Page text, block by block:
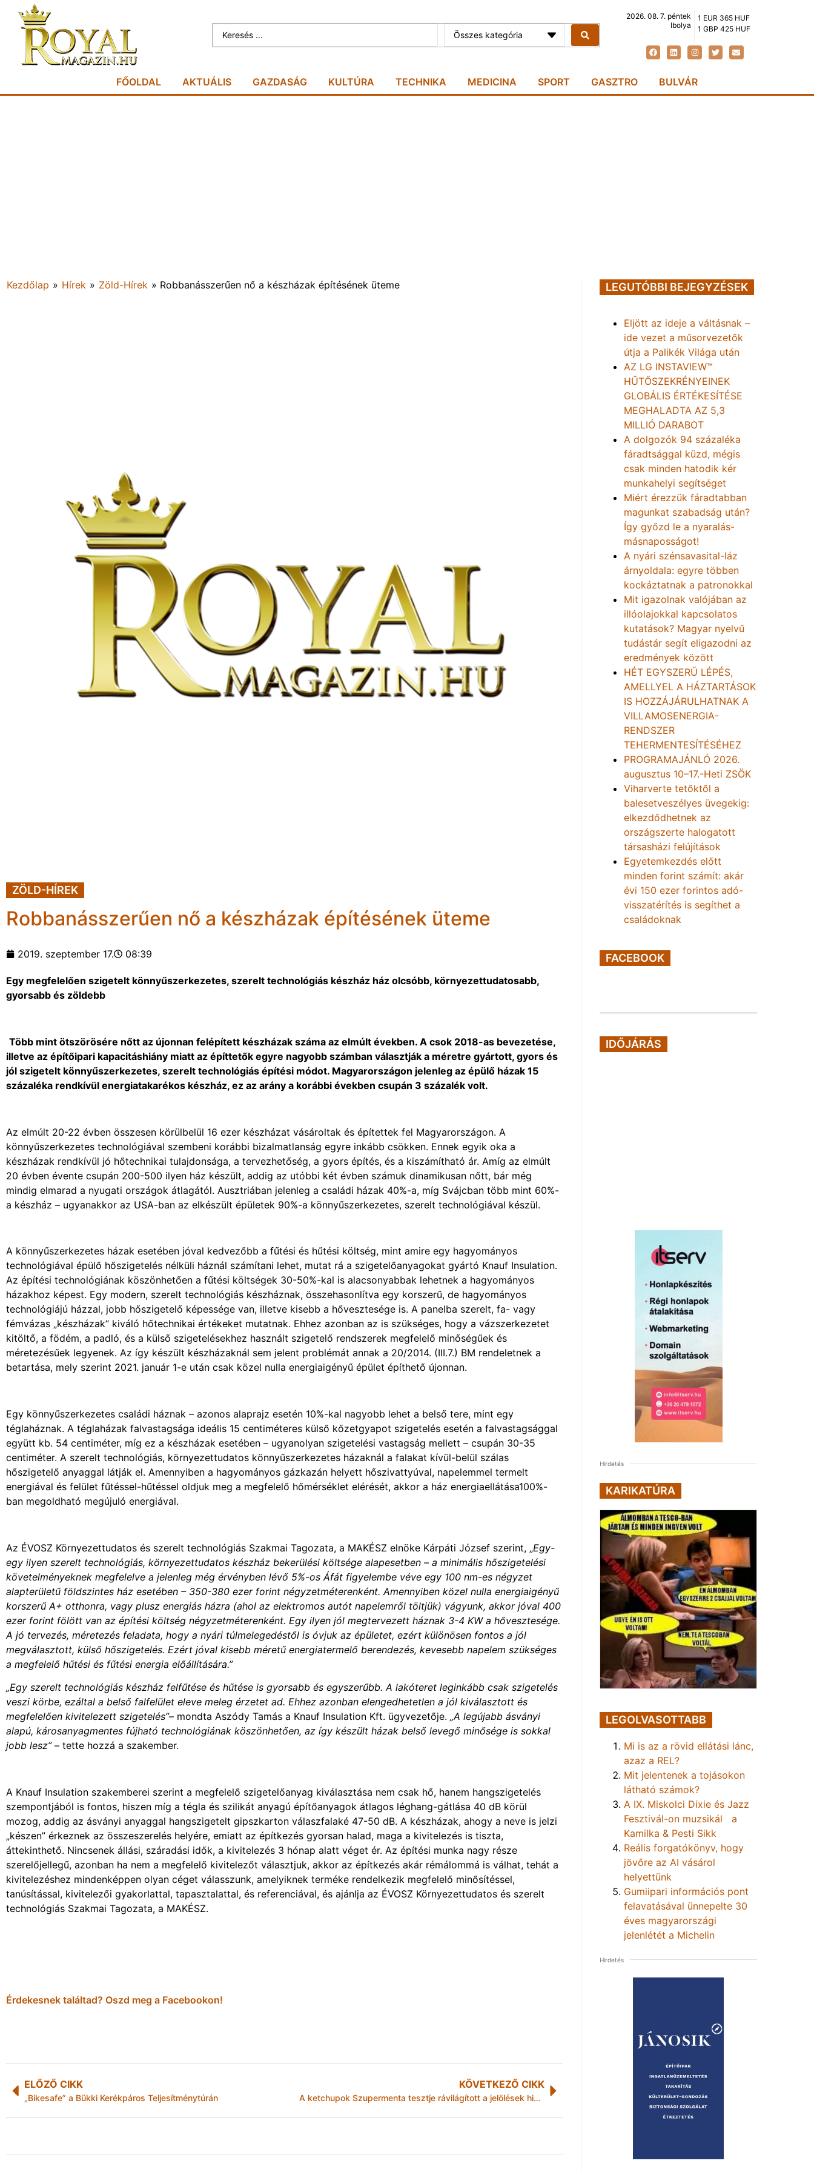
Összes kategória
2026. 08. 7. péntek
Ibolya
1 EUR 365 HUF
1 GBP 425 HUF
FŐOLDAL AKTUÁLIS GAZDASÁG KULTÚRA TECHNIKA MEDICINA SPORT GASZTRO BULVÁR
Kezdőlap » Hírek » Zöld-Hírek » Robbanásszerűen nő a készházak építésének üteme
ZÖLD-HÍREK
Robbanásszerűen nő a készházak építésének üteme
2019. szeptember 17. 08:39
Egy megfelelően szigetelt könnyűszerkezetes, szerelt technológiás készház ház olcsóbb, környezettudatosabb,
gyorsabb és zöldebb
Több mint ötszörösére nőtt az újonnan felépített készházak száma az elmúlt években. A csok 2018-as bevezetése,
illetve az építőipari kapacitáshiány miatt az építtetők egyre nagyobb számban választják a méretre gyártott, gyors és
jól szigetelt könnyűszerkezetes, szerelt technológiás építési módot. Magyarországon jelenleg az épülő házak 15
százaléka rendkívül energiatakarékos készház, ez az arány a korábbi években csupán 3 százalék volt.
Az elmúlt 20-22 évben összesen körülbelül 16 ezer készházat vásároltak és építettek fel Magyarországon. A
könnyűszerkezetes technológiával szembeni korábbi bizalmatlanság egyre inkább csökken. Ennek egyik oka a
készházak rendkívül jó hőtechnikai tulajdonsága, a tervezhetőség, a gyors építés, és a kiszámítható ár. Amíg az elmúlt
20 évben évente csupán 200-500 ilyen ház készült, addig az utóbbi két évben számuk dinamikusan nőtt, bár még
mindig elmarad a nyugati országok átlagától. Ausztriában jelenleg a családi házak 40%-a, míg Svájcban több mint 60%-
a készház – ugyanakkor az USA-ban az elkészült épületek 90%-a könnyűszerkezetes, szerelt technológiával készül.
A könnyűszerkezetes házak esetében jóval kedvezőbb a fűtési és hűtési költség, mint amire egy hagyományos
technológiával épülő hőszigetelés nélküli háznál számítani lehet, mutat rá a szigetelőanyagokat gyártó Knauf Insulation.
Az építési technológiának köszönhetően a fűtési költségek 30-50%-kal is alacsonyabbak lehetnek a hagyományos
házakhoz képest. Egy modern, szerelt technológiás készháznak, összehasonlítva egy korszerű, de hagyományos
technológiájú házzal, jobb hőszigetelő képessége van, illetve kisebb a hővesztesége is. A panelba szerelt, fa- vagy
fémvázas „készházak” kiváló hőtechnikai értékeket mutatnak. Ehhez azonban az is szükséges, hogy a vázszerkezetet
kitöltő, a födém, a padló, és a külső szigetelésekhez használt szigetelő rendszerek megfelelő minőségűek és
méretezésűek legyenek. Az így készült készházaknál sem jelent problémát annak a 20/2014. (III.7.) BM rendeletnek a
betartása, mely szerint 2021. január 1-e után csak közel nulla energiaigényű épület építhető újonnan.
Egy könnyűszerkezetes családi háznak – azonos alaprajz esetén 10%-kal nagyobb lehet a belső tere, mint egy
téglaháznak. A téglaházak falvastagsága ideális 15 centiméteres külső kőzetgyapot szigetelés esetén a falvastagsággal
együtt kb. 54 centiméter, míg ez a készházak esetében – ugyanolyan szigetelési vastagság mellett – csupán 30-35
centiméter. A szerelt technológiás, környezettudatos könnyűszerkezetes házaknál a falakat kívül-belül szálas
hőszigetelő anyaggal látják el. Amennyiben a hagyományos gázkazán helyett hőszivattyúval, napelemmel termelt
energiával és felület fűtéssel-hűtéssel oldjuk meg a megfelelő hőmérséklet elérését, akkor a ház energiaellátása100%-
ban megoldható megújuló energiával.
Az ÉVOSZ Környezettudatos és szerelt technológiás Szakmai Tagozata, a MAKÉSZ elnöke Kárpáti József szerint, „Egy-
egy ilyen szerelt technológiás, környezettudatos készház bekerülési költsége alapesetben – a minimális hőszigetelési
követelményeknek megfelelve a jelenleg még érvényben lévő 5%-os Áfát figyelembe véve egy 100 nm-es négyzet
alapterületű földszintes ház esetében – 350-380 ezer forint négyzetméterenként. Amennyiben közel nulla energiaigényű
korszerű A+ otthonra, vagy plusz energiás házra (ahol az elektromos autót napelemről töltjük) vágyunk, akkor jóval 400
ezer forint fölött van az építési költség négyzetméterenként. Egy ilyen jól megtervezett háznak 3-4 KW a hővesztesége.
A jó tervezés, méretezés feladata, hogy a nyári túlmelegedéstől is óvjuk az épületet, ezért különösen fontos a jól
megválasztott, külső hőszigetelés. Ezért jóval kisebb méretű energiatermelő berendezés, kevesebb napelem szükséges
a megfelelő hűtési és fűtési energia előállítására.”
„Egy szerelt technológiás készház felfűtése és hűtése is gyorsabb és egyszerűbb. A lakóteret leginkább csak szigetelés
veszi körbe, ezáltal a belső falfelület eleve meleg érzetet ad. Ehhez azonban elengedhetetlen a jól kiválasztott és
megfelelően kivitelezett szigetelés”– mondta Aszódy Tamás a Knauf Insulation Kft. ügyvezetője. „A legújabb ásványi
alapú, károsanyagmentes fújható technológiának köszönhetően, az így készült házak belső levegő minősége is sokkal
jobb lesz”– tette hozzá a szakember.
A Knauf Insulation szakemberei szerint a megfelelő szigetelőanyag kiválasztása nem csak hő, hanem hangszigetelés
szempontjából is fontos, hiszen míg a tégla és szilikát anyagú építőanyagok átlagos léghang-gátlása 40 dB körül
mozog, addig az ásványi anyaggal hangszigetelt gipszkarton válaszfalaké 47-50 dB. A készházak, ahogy a neve is jelzi
„készen” érkeznek az összeszerelés helyére, emiatt az építkezés gyorsan halad, maga a kivitelezés is tiszta,
áttekinthető. Nincsenek állási, száradási idők, a kivitelezés 3 hónap alatt véget ér. Az építési munka nagy része
szerelőjellegű, azonban ha nem a megfelelő kivitelezőt választjuk, akkor az építkezés akár rémálommá is válhat, tehát a
kivitelezéshez mindenképpen olyan céget válasszunk, amelyiknek terméke rendelkezik megfelelő minősítéssel,
tanúsítással, kivitelezői gyakorlattal, tapasztalattal, és referenciával, és ajánlja az ÉVOSZ Környezettudatos és szerelt
technológiás Szakmai Tagozata, a MAKÉSZ.
Érdekesnek találtad? Oszd meg a Facebookon!
ELŐZŐ CIKK
„Bikesafe” a Bükki Kerékpáros Teljesítménytúrán
KÖVETKEZŐ CIKK
A ketchupok Szupermenta tesztje rávilágított a jelölések hibás gyakorlatára
LEGUTÓBBI BEJEGYZÉSEK
Eljött az ideje a váltásnak –
ide vezet a műsorvezetők
útja a Palikék Világa után
AZ LG INSTAVIEW™
HŰTŐSZEKRÉNYEINEK
GLOBÁLIS ÉRTÉKESÍTÉSE
MEGHALADTA AZ 5,3
MILLIÓ DARABOT
A dolgozók 94 százaléka
fáradtsággal küzd, mégis
csak minden hatodik kér
munkahelyi segítséget
Miért érezzük fáradtabban
magunkat szabadság után?
Így győzd le a nyaralás-
másnaposságot!
A nyári szénsavasital-láz
árnyoldala: egyre többen
kockáztatnak a patronokkal
Mit igazolnak valójában az
illóolajokkal kapcsolatos
kutatások? Magyar nyelvű
tudástár segít eligazodni az
eredmények között
HÉT EGYSZERŰ LÉPÉS,
AMELLYEL A HÁZTARTÁSOK
IS HOZZÁJÁRULHATNAK A
VILLAMOSENERGIA-
RENDSZER
TEHERMENTESÍTÉSÉHEZ
PROGRAMAJÁNLÓ 2026.
augusztus 10–17.-Heti ZSÖK
Viharverte tetőktől a
balesetveszélyes üvegekig:
elkezdődhetnek az
országszerte halogatott
társasházi felújítások
Egyetemkezdés előtt
minden forint számít: akár
évi 150 ezer forintos adó-
visszatérítés is segíthet a
családoknak
FACEBOOK
IDŐJÁRÁS
Hirdetés
KARIKATÚRA
LEGOLVASOTTABB
Mi is az a rövid ellátási lánc,
azaz a REL?
Mit jelentenek a tojásokon
látható számok?
A IX. Miskolci Dixie és Jazz
Fesztivál-on muzsikál a
Kamilka & Pesti Sikk
Reális forgatókönyv, hogy
jövőre az AI vásárol
helyettünk
Gumiipari információs pont
felavatásával ünnepelte 30
éves magyarországi
jelenlétét a Michelin
Hirdetés